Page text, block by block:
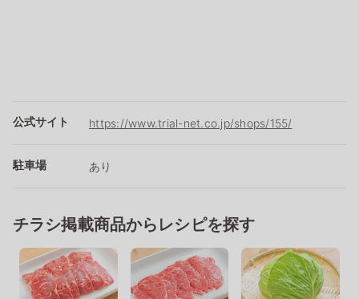
公式サイト https://www.trial-net.co.jp/shops/155/
駐車場 あり
チラシ掲載商品からレシピを探す